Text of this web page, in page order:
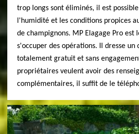
trop longs sont éliminés, il est
l'humidité et les conditions propices
de champignons. MP Elagage Pro est
s'occuper des opérations. Il dresse un
totalement gratuit et sans
propriétaires veulent avoir des
complémentaires, il suffit de le